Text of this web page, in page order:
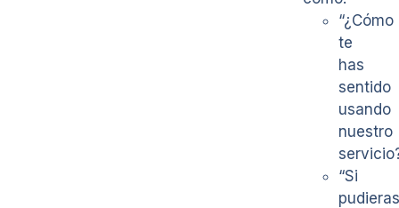
“¿Cómo
te
has
sentido
usando
nuestro
“Si
pudieras